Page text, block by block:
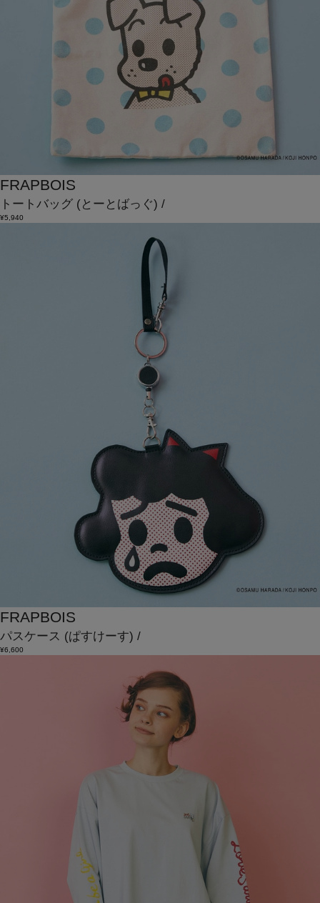
FRAPBOIS
トートバッグ (とーとばっぐ) /
¥5,940
FRAPBOIS
パスケース (ぱすけーす) /
¥6,600